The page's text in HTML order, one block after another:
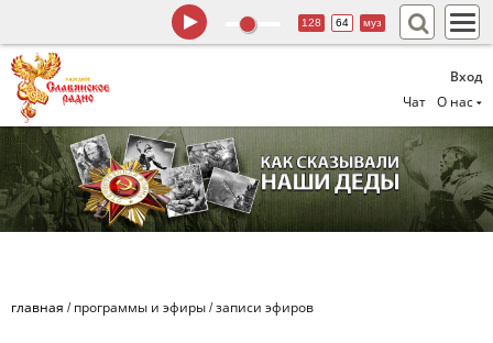
Вход
Чат
О нас
128 64 муз
главная / программы и эфиры /записи эфиров